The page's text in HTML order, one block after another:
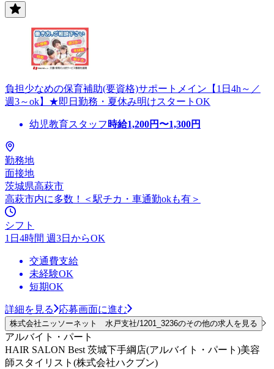
負担少なめの保育補助(要資格)サポートメイン【1日4h～／
週3～ok】★即日勤務・夏休み明けスタートOK
幼児教育スタッフ 時給1,200円〜1,300円
勤務地
面接地
茨城県高萩市
高萩市内に多数！＜駅チカ・車通勤okも有＞
シフト
1日4時間 週3日からOK
交通費支給
未経験OK
短期OK
詳細を見る 応募画面に進む
株式会社ニッソーネット 水戸支社/1201_3236のその他の求人を見る
アルバイト・パート
HAIR SALON Best 茨城下手綱店(アルバイト・パート)美容
師スタイリスト(株式会社ハクブン)